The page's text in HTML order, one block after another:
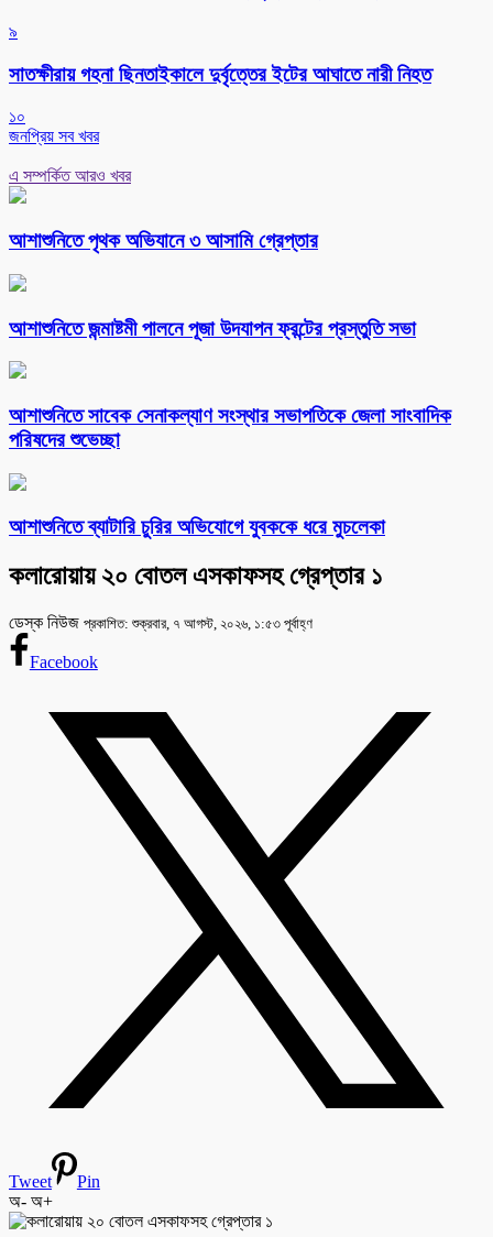
৯
সাতক্ষীরায় গহনা ছিনতাইকালে দুর্বৃত্তের ইটের আঘাতে নারী নিহত
১০
জনপ্রিয় সব খবর
এ সম্পর্কিত আরও খবর
আশাশুনিতে পৃথক অভিযানে ৩ আসামি গ্রেপ্তার
আশাশুনিতে জন্মাষ্টমী পালনে পূজা উদযাপন ফ্রন্টের প্রস্তুতি সভা
আশাশুনিতে সাবেক সেনাকল্যাণ সংস্থার সভাপতিকে জেলা সাংবাদিক
পরিষদের শুভেচ্ছা
আশাশুনিতে ব্যাটারি চুরির অভিযোগে যুবককে ধরে মুচলেকা
কলারোয়ায় ২০ বোতল এসকাফসহ গ্রেপ্তার ১
ডেস্ক নিউজ প্রকাশিত: শুক্রবার, ৭ আগস্ট, ২০২৬, ১:৫৩ পূর্বাহ্ণ
Facebook
Tweet
Pin
অ- অ+